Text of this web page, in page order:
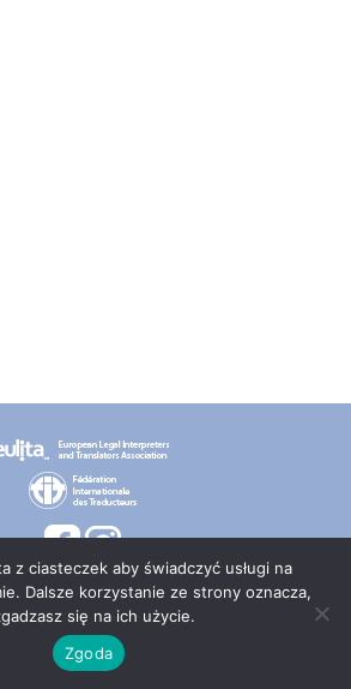
© 2026 PT TEPIS
z ciasteczek aby świadczyć usługi na
Dalsze korzystanie ze strony oznacza,
się na ich użycie.
Zgoda